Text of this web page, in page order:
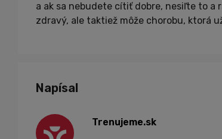
a ak sa nebudete cítiť dobre, nesiľte to a
zdravý, ale taktiež môže chorobu, ktorá
Napísal
Trenujeme.sk